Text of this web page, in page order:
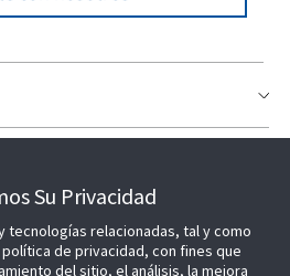
Su Privacidad
tecnologías relacionadas, tal y como
de privacidad, con fines que
del sitio, el análisis, la mejora